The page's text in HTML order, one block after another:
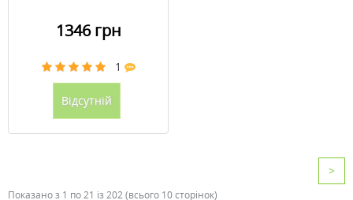
1346 грн
1
Відсутній
>
Показано з 1 по 21 із 202 (всього 10 сторінок)